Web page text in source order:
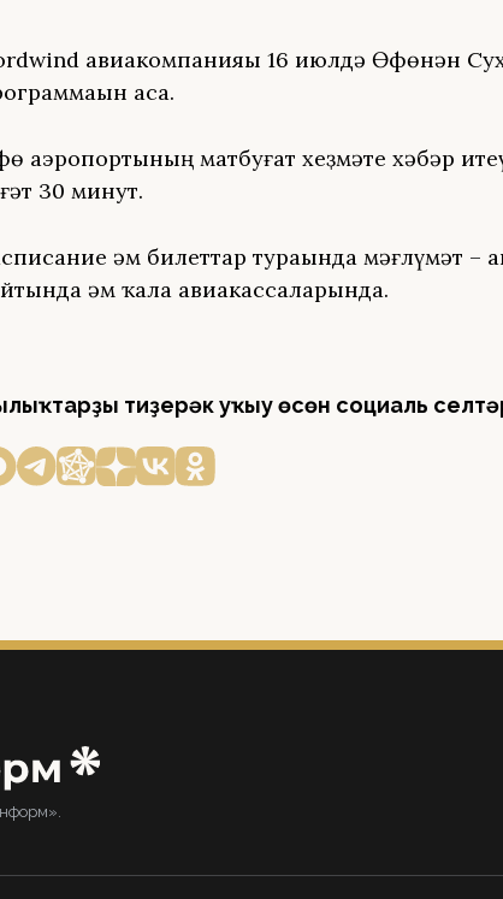
авиакомпанияһы 16 июлдә Өфөнән
аса.
аэропортының матбуғат хеҙмәте хәбәр
30 минут.
һәм билеттар тураһында мәғлүмәт –
һәм ҡала авиакассаларында.
тиҙерәк уҡыу өсөн социаль